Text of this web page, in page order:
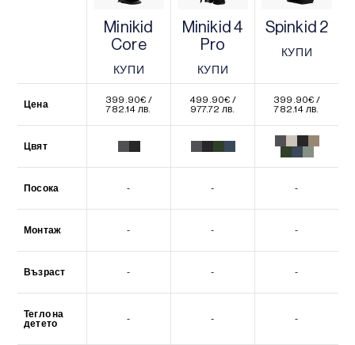
Minikid
Core
КУПИ
КУПИ
Minikid 4
Pro
КУПИ
КУПИ
Spinkid 2
КУПИ
Цена 399.90€ /
782.14 лв.
499.90€ /
977.72 лв.
399.90€ /
782.14 лв.
Цвят
Посока - - -
Монтаж - - -
Възраст - - -
Тегло на
детето
- - -